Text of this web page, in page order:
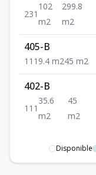
231
102
m2
299.8
m2
405-B
1 1 1 9.4 m245 m2
402-B
1 1 1
35.6
m2
45
m2
Disponible